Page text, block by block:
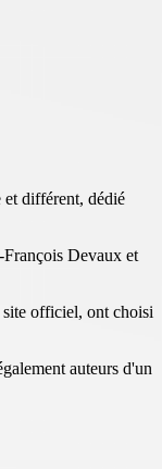
et différent, dédié
Devaux et
site officiel, ont choisi
auteurs d'un